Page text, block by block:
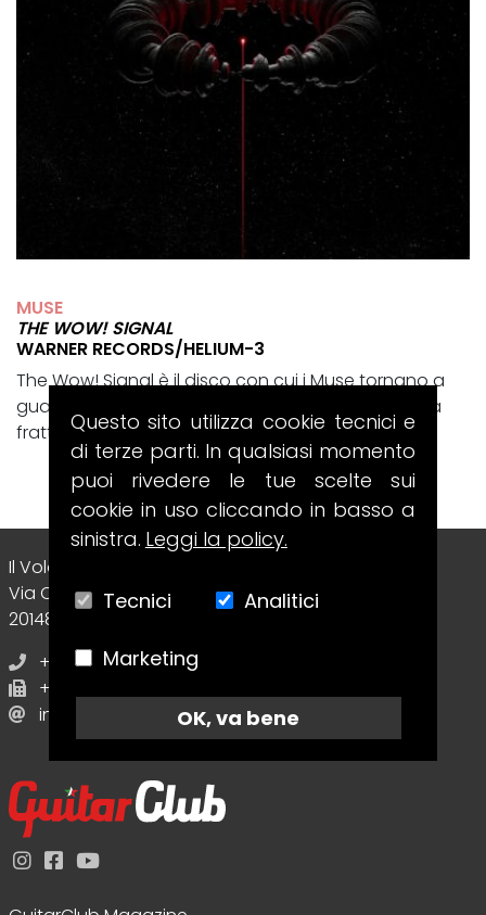
MUSE
THE WOW! SIGNAL
WARNER RECORDS/HELIUM-3
The Wow! Signal è il disco con cui i Muse tornano a
guardare il cosmo, ma lo fanno passando da una
frattura intima e totalmente...
Il Volo Srl Editore
Via Collecchio, 8
20148 - Milano (MI) - Italy
+39 02.70638412
+39 02.70638412
info@guitarclubmagazine.com
Questo sito utilizza cookie tecnici e
di terze parti. In qualsiasi momento
puoi rivedere le tue scelte sui
cookie in uso cliccando in basso a
sinistra. Leggi la policy.
Tecnici Analitici
Marketing
OK, va bene